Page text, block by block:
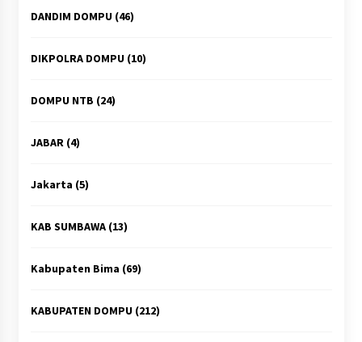
DANDIM DOMPU(46)
DIKPOLRA DOMPU(10)
DOMPU NTB (24)
JABAR(4)
Jakarta (5)
KAB SUMBAWA(13)
Kabupaten Bima (69)
KABUPATEN DOMPU(212)